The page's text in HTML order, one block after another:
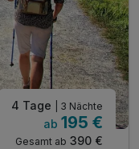
4 Tage | 3 Nächte
ab 195 €
Gesamt ab 390 €